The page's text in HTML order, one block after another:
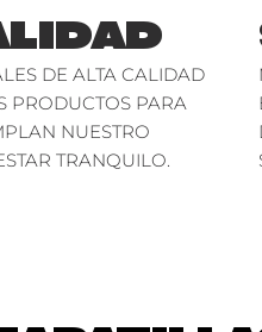
DE ALTA CALIDAD
PRODUCTOS PARA
NUESTRO
TRANQUILO.